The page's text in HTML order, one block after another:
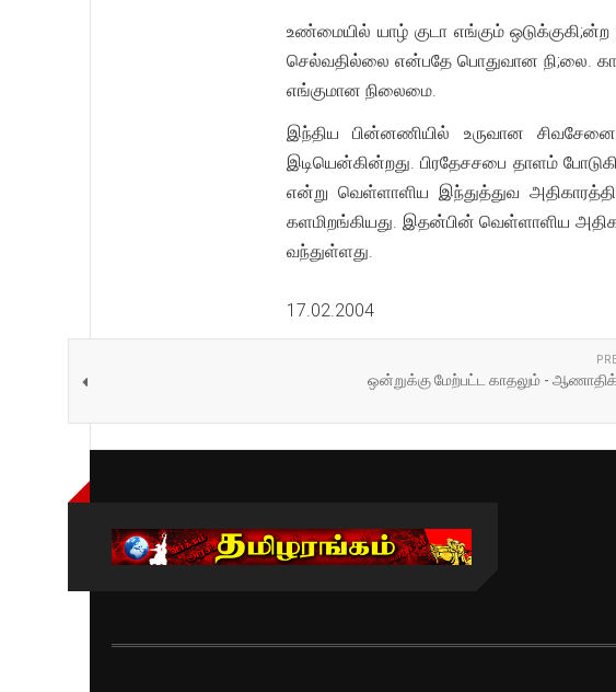
உண்மையில் யாழ் குடா எங்கும் ஒடுக்குகி;ன்ற
செல்வதில்லை என்பதே பொதுவான நி;லை.
எங்குமான நிலைமை.
இந்திய பின்னணியில் உருவான
இடியென்கின்றது. பிரதேசசபை தாளம்
என்று வெள்ளாளிய இந்துத்துவ
களமிறங்கியது. இதன்பின் வெள்ளாளிய
வந்துள்ளது.
17.02.2004
ஒன்றுக்கு மேற்பட்ட காதலும் -